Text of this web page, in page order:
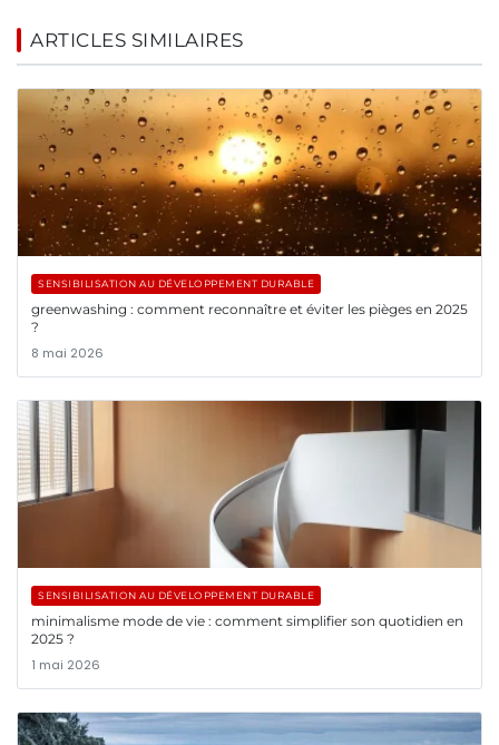
ARTICLES SIMILAIRES
SENSIBILISATION AU DÉVELOPPEMENT DURABLE
greenwashing : comment reconnaître et éviter les pièges en 2025
?
8 mai 2026
SENSIBILISATION AU DÉVELOPPEMENT DURABLE
minimalisme mode de vie : comment simplifier son quotidien en
2025 ?
1 mai 2026